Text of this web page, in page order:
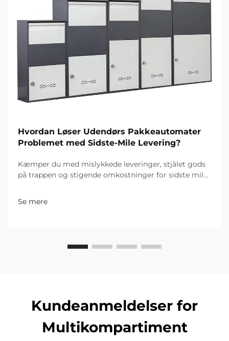
Hvordan Løser Udendørs Pakkeautomater
Problemet med Sidste-Mile Levering?
Kæmper du med mislykkede leveringer, stjålet gods
på trappen og stigende omkostninger for sidste mil?
med 90 % og øger effektiviteten i by- og
Se mere
Kundeanmeldelser for
Multikompartiment